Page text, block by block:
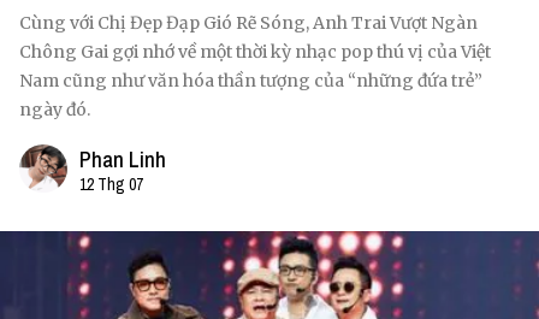
Cùng với Chị Đẹp Đạp Gió Rẽ Sóng, Anh Trai Vượt Ngàn
Chông Gai gợi nhớ về một thời kỳ nhạc pop thú vị của Việt
Nam cũng như văn hóa thần tượng của “những đứa trẻ”
ngày đó.
Phan Linh
12 Thg 07